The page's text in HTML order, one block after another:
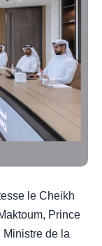
le Cheikh
Prince
Ministre de la